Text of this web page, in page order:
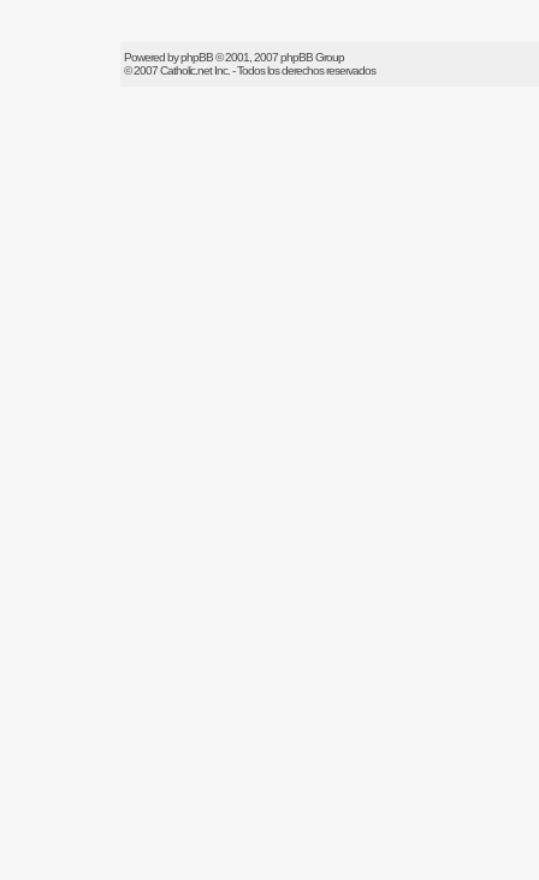
Powered byphpBB© 2001, 2007 phpBB Group
© 2007Catholic.netInc. - Todos los derechos reservados